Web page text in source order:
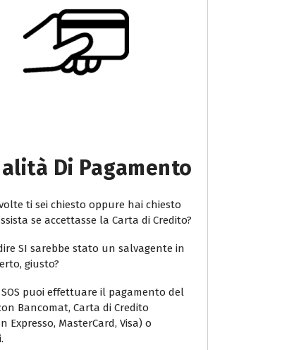
Di Pagamento
ti sei chiesto oppure hai chiesto
se accettasse la Carta di Credito?
SI sarebbe stato un salvagente in
giusto?
SOS puoi effettuare il pagamento del
Bancomat, Carta di Credito
Expresso, MasterCard, Visa) o